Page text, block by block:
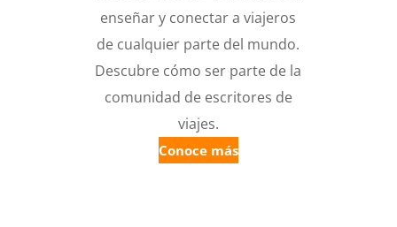
enseñar y conectar a viajeros
de cualquier parte del mundo.
Descubre cómo ser parte de la
comunidad de escritores de
viajes.
Conoce más